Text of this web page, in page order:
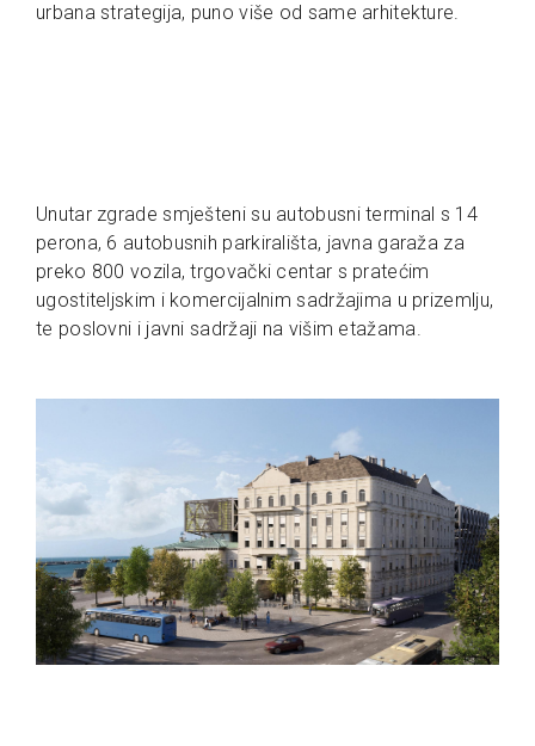
urbana strategija, puno više od same arhitekture.
Unutar zgrade smješteni su autobusni terminal s 14
perona, 6 autobusnih parkirališta, javna garaža za
preko 800 vozila, trgovački centar s pratećim
ugostiteljskim i komercijalnim sadržajima u prizemlju,
te poslovni i javni sadržaji na višim etažama.